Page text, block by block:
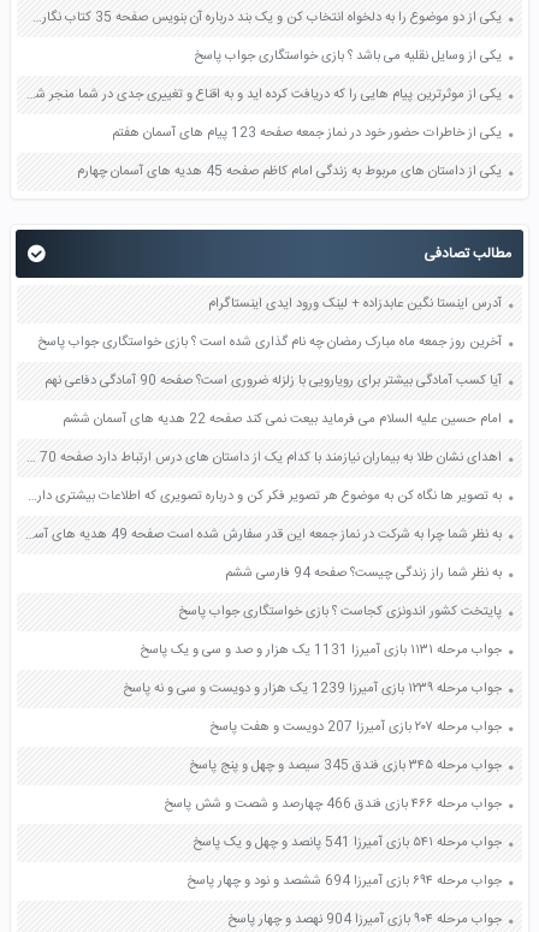
یکی از دو موضوع را به دلخواه انتخاب کن و یک بند درباره آن بنویس صفحه 35 کتاب نگارش فارسی سوم
یکی از وسایل نقلیه می باشد ؟ بازی خواستگاری جواب پاسخ
یکی از موثرترین پیام هایی را که دریافت کرده اید و به اقناع و تغییری جدی در شما منجر شده است برسی کنید و علت این تاثیر گذاری قابل توجه را بنویسید صفحه 52 تفکر و سواد رسانه ای دهم
یکی از خاطرات حضور خود در نماز جمعه صفحه 123 پیام های آسمان هفتم
یکی از داستان های مربوط به زندگی امام کاظم صفحه 45 هدیه های آسمان چهارم
مطالب تصادفی
آدرس اینستا نگین عابدزاده + لینک ورود ایدی اینستاگرام
آخرین روز جمعه ماه مبارک رمضان چه نام گذاری شده است ؟ بازی خواستگاری جواب پاسخ
آیا کسب آمادگی بیشتر برای رویارویی با زلزله ضروری است؟ صفحه 90 آمادگی دفاعی نهم
امام حسین علیه السلام می فرماید بیعت نمی کند صفحه 22 هدیه های آسمان ششم
اهدای نشان طلا به بیماران نیازمند با کدام یک از داستان های درس ارتباط دارد صفحه 70 هدیه های آسمان پنجم
به تصویر ها نگاه کن به موضوع هر تصویر فکر کن و درباره تصویری که اطلاعات بیشتری داری یک بند بنویس موضوع نان صفحه 49 کتاب نگارش فارسی سوم
به نظر شما چرا به شرکت در نماز جمعه این قدر سفارش شده است صفحه 49 هدیه های آسمان پنجم
به نظر شما راز زندگی چیست؟ صفحه 94 فارسی ششم
پایتخت کشور اندونزی کجاست ؟ بازی خواستگاری جواب پاسخ
جواب مرحله ۱۱۳۱ بازی آمیرزا 1131 یک هزار و صد و سی و یک پاسخ
جواب مرحله ۱۲۳۹ بازی آمیرزا 1239 یک هزار و دویست و سی و نه پاسخ
جواب مرحله ۲۰۷ بازی آمیرزا 207 دویست و هفت پاسخ
جواب مرحله ۳۴۵ بازی فندق 345 سیصد و چهل و پنج پاسخ
جواب مرحله ۴۶۶ بازی فندق 466 چهارصد و شصت و شش پاسخ
جواب مرحله ۵۴۱ بازی آمیرزا 541 پانصد و چهل و یک پاسخ
جواب مرحله ۶۹۴ بازی آمیرزا 694 ششصد و نود و چهار پاسخ
جواب مرحله ۹۰۴ بازی آمیرزا 904 نهصد و چهار پاسخ